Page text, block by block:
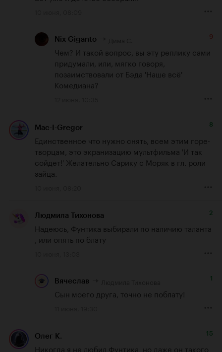
Nix Giganto -9
Чем? И такой вопрос, вы эту реплику сами
придумали, или, мягко говоря,
позаимствовали от Бэда 'Наше всё'
Комедиана?
Mac-I-Gregor 8
Единственное что нужно снять, всем этим горе-
творцам, это экранизацию мультфильма 'И так
сойдет!' Желательно Сарику с Моряк в гл. роли
зайца.
Людмила Тихонова 2
Надеюсь, Фунтика выбирали по наличию таланта
, или опять по блату
Вячеслав 1
Сын моего друга, точно не поблату!
Олег К. 15
Никогда я не любил Фунтика, но даже он такого